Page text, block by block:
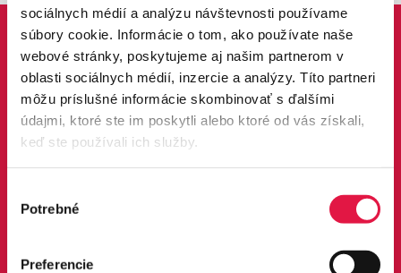
sociálnych médií a analýzu návštevnosti používame
súbory cookie. Informácie o tom, ako používate naše
webové stránky, poskytujeme aj našim partnerom v
oblasti sociálnych médií, inzercie a analýzy. Títo partneri
môžu príslušné informácie skombinovať s ďalšími
údajmi, ktoré ste im poskytli alebo ktoré od vás získali,
keď ste používali ich služby.
súhlasu
Potrebné
Preferencie
Dejte nám vědět, které funkce platební
Vaše BESTarostní podnikání pro nás není jen slogan,